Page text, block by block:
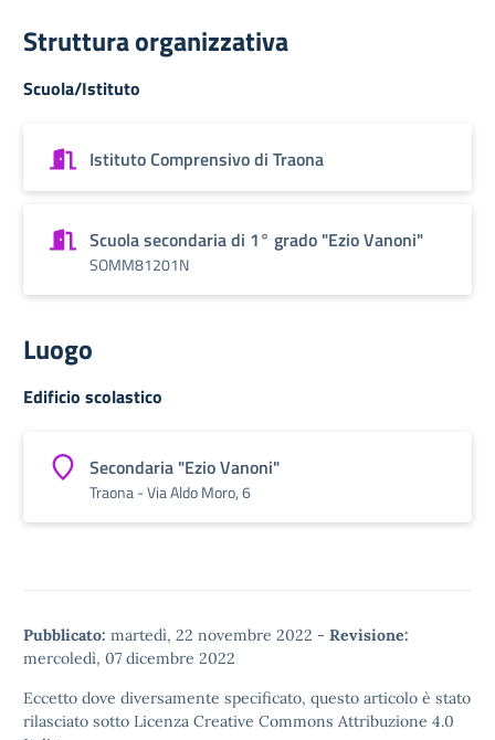
Struttura organizzativa
Scuola/Istituto
Istituto Comprensivo di Traona
Scuola secondaria di 1° grado "Ezio Vanoni"
SOMM81201N
Luogo
Edificio scolastico
Secondaria "Ezio Vanoni"
Traona - Via Aldo Moro, 6
Pubblicato: martedì, 22 novembre 2022 - Revisione:
mercoledì, 07 dicembre 2022
Eccetto dove diversamente specificato, questo articolo è stato
rilasciato sotto Licenza Creative Commons Attribuzione 4.0